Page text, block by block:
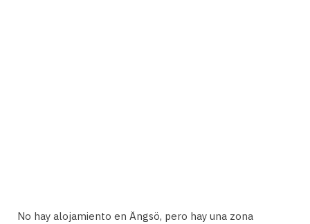
No hay alojamiento en Ängsö, pero hay una zona